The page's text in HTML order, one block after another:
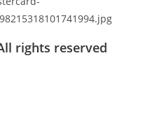
rights reserved